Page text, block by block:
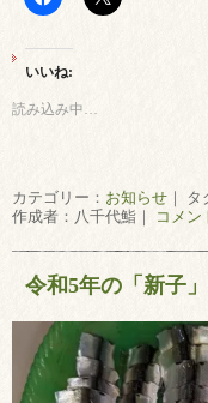
いいね:
読み込み中…
カテゴリー： お知らせ ｜ タ
作成者：八千代鮨｜
コメン
令和5年の「新子